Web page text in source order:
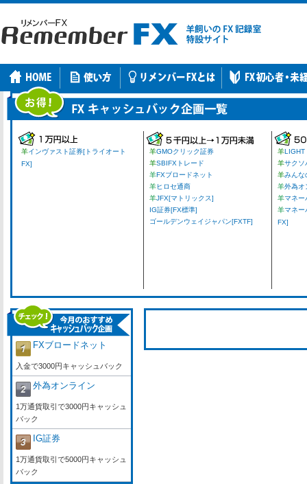
羊インヴァスト証券[トライオート
FX]
羊GMOクリック証券
羊SBIFXトレード
羊FXブロードネット
羊ヒロセ通商
羊JFX[マトリックス]
IG証券[FX標準]
ゴールデンウェイジャパン[FXTF]
羊LIGHT
羊サクソ
羊みんな
羊外為オ
羊マネー
羊マネー
FX]
FXブロードネット
入金で3000円キャッシュバック
外為オンライン
1万通貨取引で3000円キャッシュ
バック
IG証券
1万通貨取引で5000円キャッシュ
バック